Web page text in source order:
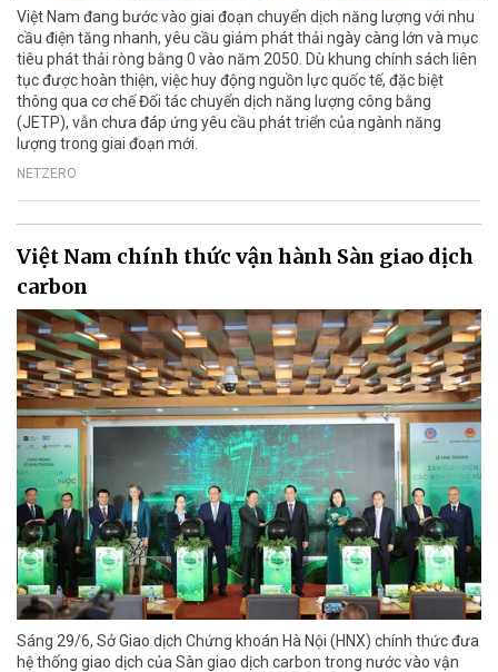
Việt Nam đang bước vào giai đoạn chuyển dịch năng lượng với nhu
cầu điện tăng nhanh, yêu cầu giảm phát thải ngày càng lớn và mục
tiêu phát thải ròng bằng 0 vào năm 2050. Dù khung chính sách liên
tục được hoàn thiện, việc huy động nguồn lực quốc tế, đặc biệt
thông qua cơ chế Đối tác chuyển dịch năng lượng công bằng
(JETP), vẫn chưa đáp ứng yêu cầu phát triển của ngành năng
lượng trong giai đoạn mới.
NETZERO
Việt Nam chính thức vận hành Sàn giao dịch
carbon
Sáng 29/6, Sở Giao dịch Chứng khoán Hà Nội (HNX) chính thức đưa
hệ thống giao dịch của Sàn giao dịch carbon trong nước vào vận